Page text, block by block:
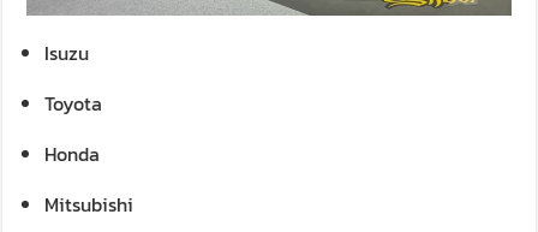
Isuzu
Toyota
Honda
Mitsubishi